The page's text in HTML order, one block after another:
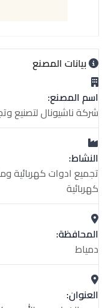
بيانات المصنع
اسم المصنع:
شركة ناشيونال لتصنيع
النشاط:
تجميع ادوات
كهربائية
المحافظة:
دمياط
العنوان: